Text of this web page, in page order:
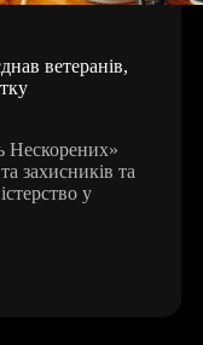
ветеранів,
Нескорених»
захисників та
у